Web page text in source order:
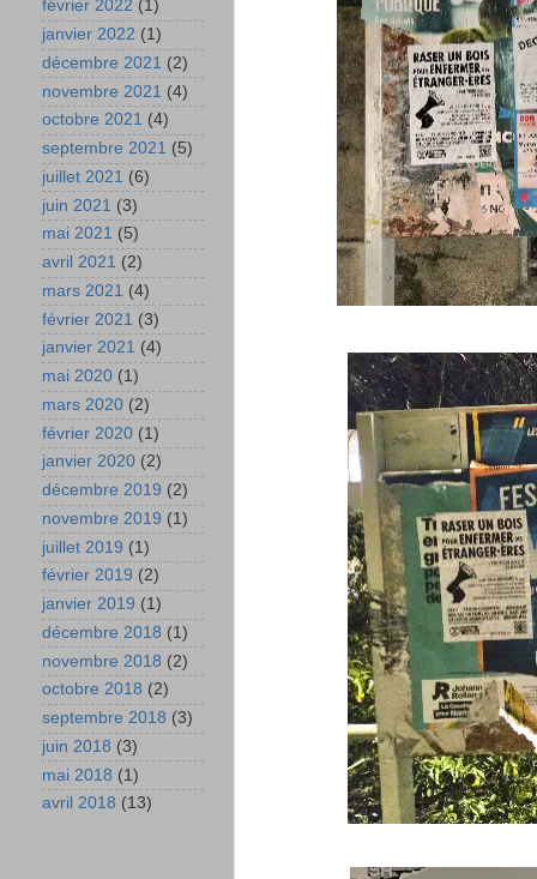
février 2022 (1)
janvier 2022 (1)
décembre 2021 (2)
novembre 2021 (4)
octobre 2021 (4)
septembre 2021 (5)
juillet 2021 (6)
juin 2021 (3)
mai 2021 (5)
avril 2021 (2)
mars 2021 (4)
février 2021 (3)
janvier 2021 (4)
mai 2020 (1)
mars 2020 (2)
février 2020 (1)
janvier 2020 (2)
décembre 2019 (2)
novembre 2019 (1)
juillet 2019 (1)
février 2019 (2)
janvier 2019 (1)
décembre 2018 (1)
novembre 2018 (2)
octobre 2018 (2)
septembre 2018 (3)
juin 2018 (3)
mai 2018 (1)
avril 2018 (13)